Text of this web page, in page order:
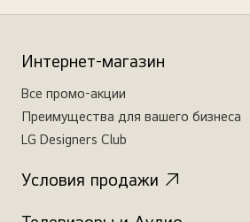
Интернет-магазин
Все промо-акции
Преимущества для вашего бизнеса
LG Designers Club
Условия продажи